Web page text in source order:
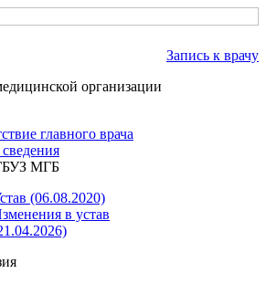
Запись к врачу
организации
главного врача
МГБ
(06.08.2020)
в устав